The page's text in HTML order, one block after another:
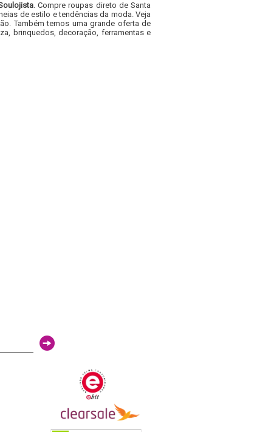
. Compre roupas direto de Santa
de estilo e tendências da moda. Veja
Também temos uma grande oferta de
brinquedos, decoração, ferramentas e